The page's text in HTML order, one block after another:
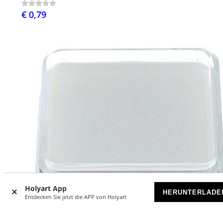
Holyart App
Entdecken Sie jetzt die APP von Holyart
€ 0,79